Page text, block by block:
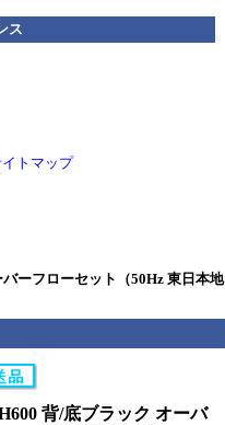
ス
トマップ
ーフローセット（50Hz 東日本地
背/底ブラック オーバ